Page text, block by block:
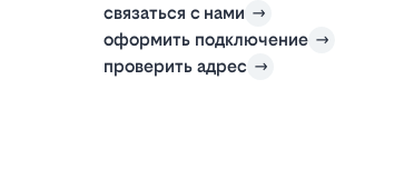
связаться с нами
оформить подключение
проверить адрес